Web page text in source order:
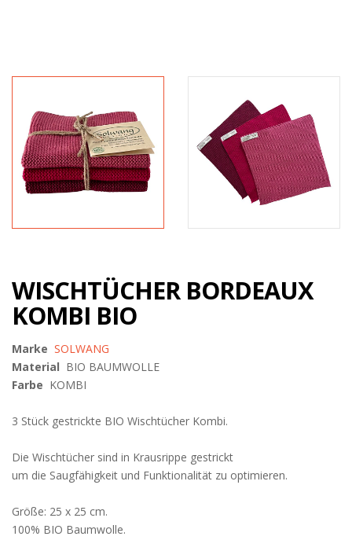
WISCHTÜCHER BORDEAUX
KOMBI BIO
Marke SOLWANG
Material BIO BAUMWOLLE
Farbe KOMBI
3 Stück gestrickte BIO Wischtücher Kombi.
Die Wischtücher sind in Krausrippe gestrickt
um die Saugfähigkeit und Funktionalität zu optimieren.
Größe: 25 x 25 cm.
100% BIO Baumwolle.